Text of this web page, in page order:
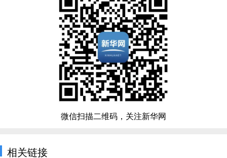
微信扫描二维码，关注新华网
相关链接